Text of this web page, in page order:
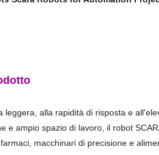
leggera, alla rapidità di risposta e
e ampiospazio di lavoro, il robot
macchinari di precisione e